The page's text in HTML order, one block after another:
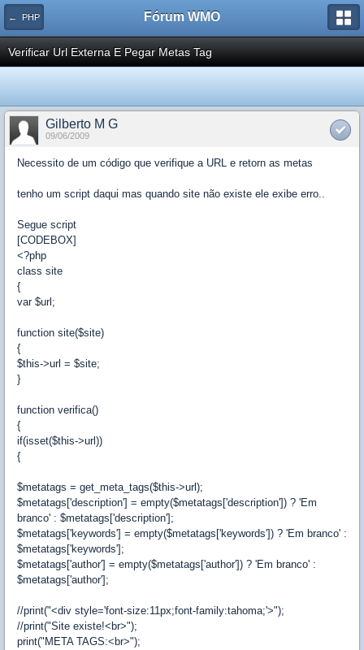
← PHP Fórum WMO
Verificar Url Externa E Pegar Metas Tag
Gilberto M G
09/06/2009
Necessito de um código que verifique a URL e retorn as metas
tenho um script daqui mas quando site não existe ele exibe erro..
Segue script
[CODEBOX]
<?php
class site
{
var $url;
function site($site)
{
$this->url = $site;
}
function verifica()
{
if(isset($this->url))
{
$metatags = get_meta_tags($this->url);
$metatags['description'] = empty($metatags['description']) ? 'Em
branco' : $metatags['description'];
$metatags['keywords'] = empty($metatags['keywords']) ? 'Em branco' :
$metatags['keywords'];
$metatags['author'] = empty($metatags['author']) ? 'Em branco' :
$metatags['author'];
//print("<div style='font-size:11px;font-family:tahoma;'>");
//print("Site existe!<br>");
print("META TAGS:<br>");